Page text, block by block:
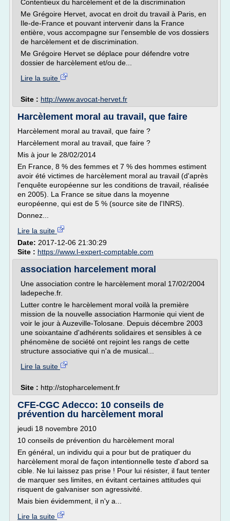
Contentieux du harcèlement et de la discrimination
Me Grégoire Hervet, avocat en droit du travail à Paris, en
Ile-de-France et pouvant intervenir dans la France
entière, vous accompagne sur l'ensemble de vos dossiers
de harcèlement et de discrimination.
Me Grégoire Hervet se déplace pour défendre votre
dossier de harcèlement et/ou de...
Lire la suite
Site : http://www.avocat-hervet.fr
Harcèlement moral au travail, que faire
Harcèlement moral au travail, que faire ?
Harcèlement moral au travail, que faire ?
Mis à jour le 28/02/2014
En France, 8 % des femmes et 7 % des hommes estiment
avoir été victimes de harcèlement moral au travail (d'après
l'enquête européenne sur les conditions de travail, réalisée
en 2005). La France se situe dans la moyenne
européenne, qui est de 5 % (source site de l'INRS).
Donnez...
Lire la suite
Date: 2017-12-06 21:30:29
Site : https://www.l-expert-comptable.com
association harcelement moral
Une association contre le harcèlement moral 17/02/2004
ladepeche.fr.
Lutter contre le harcèlement moral voilà la première
mission de la nouvelle association Harmonie qui vient de
voir le jour à Auzeville-Tolosane. Depuis décembre 2003
une soixantaine d'adhérents solidaires et sensibles à ce
phénomène de société ont rejoint les rangs de cette
structure associative qui n'a de musical...
Lire la suite
Site : http://stopharcelement.fr
CFE-CGC Adecco: 10 conseils de
prévention du harcèlement moral
jeudi 18 novembre 2010
10 conseils de prévention du harcèlement moral
En général, un individu qui a pour but de pratiquer du
harcèlement moral de façon intentionnelle teste d'abord sa
cible. Ne lui laissez pas prise ! Pour lui résister, il faut tenter
de marquer ses limites, en évitant certaines attitudes qui
risquent de galvaniser son agressivité.
Mais bien évidemment, il n'y a...
Lire la suite